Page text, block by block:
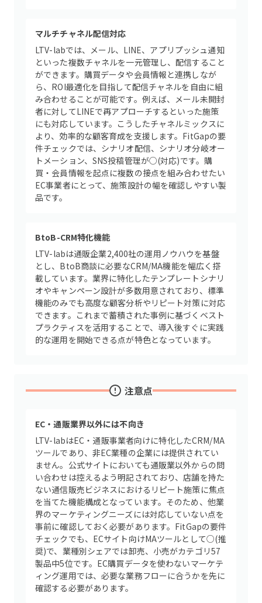
マルチチャネル配信対応
LTV-labでは、メール、LINE、アプリプッシュ通知
といった複数チャネルを一元管理し、配信すること
ができます。購買データや会員情報と連携しなが
ら、ROI最適化を目指して配信チャネルを自由に組
み合わせることが可能です。例えば、メール未開封
者に対してLINEで再アプローチするといった施策
にも対応しています。こうしたチャネルミックスに
より、効率的な顧客育成を支援します。FitGapの要
件チェックでは、シナリオ配信、シナリオ分岐オー
トメーション、SNS投稿管理が○(対応)です。購
買・会員情報を起点に複数の接点を組み合わせたい
EC事業者にとって、施策設計の幅を確認しやすい製
品です。
BtoB-CRM特化機能
LTV-labは通販企業2,400社の運用ノウハウを基盤
とし、BtoB商談に必要なCRM/MA機能を幅広く搭
載しています。業界に特化したテンプレートシナリ
オやキャンペーン設計が多数用意されており、標準
機能のみでも高度な顧客分析やリピート対策に対応
できます。これまで蓄積された事例に基づくベスト
プラクティスを活用することで、導入後すぐに実践
的な運用を開始できる点が特色となっています。
注意点
EC・通販業界以外には不向き
LTV-labはEC・通販事業者向けに特化したCRM/MA
ツールであり、非EC業種の企業には提供されてい
ません。公式サイトにおいても通販業以外からの問
い合わせは控えるよう明記されており、店舗を持た
ない通信販売ビジネスにおけるリピート施策に焦点
を当てた機能構成となっています。そのため、他業
界のマーケティングニーズには対応していない点を
事前に確認しておく必要があります。FitGapの要件
チェックでも、ECサイト向けMAツールとして○(推
奨)で、業種別シェアでは卸売、小売がカテゴリ57
製品中5位です。EC購買データを使わないマーケテ
ィング運用では、必要な業務フローに合うかを先に
確認する必要があります。